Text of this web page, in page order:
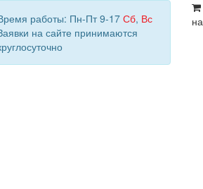
работы: Пн-Пт 9-17 Сб, Вс
на сайте принимаются